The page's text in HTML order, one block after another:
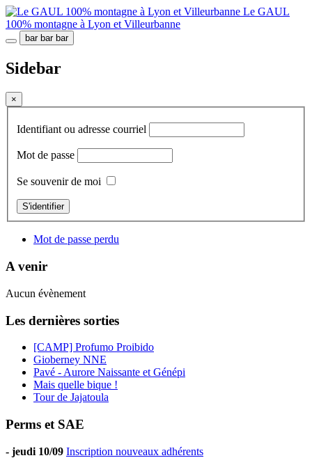
Le GAUL
100% montagne à Lyon et Villeurbanne
bar bar bar
Sidebar
×
Identifiant ou adresse courriel
Mot de passe
Se souvenir de moi
S'identifier
Mot de passe perdu
A venir
Aucun évènement
Les dernières sorties
[CAMP] Profumo Proibido
Gioberney NNE
Pavé - Aurore Naissante et Génépi
Mais quelle bique !
Tour de Jajatoula
Perms et SAE
- jeudi 10/09 Inscription nouveaux adhérents